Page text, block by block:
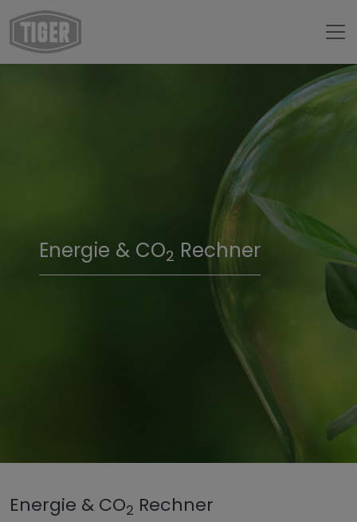
Energie & CO2 Rechner
Tools
Untermenü öffnen für „Tools“
Energie & CO2 Rechner